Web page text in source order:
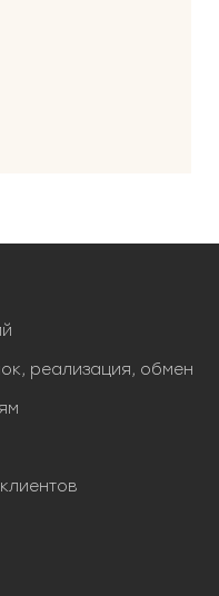
реализация, обмен